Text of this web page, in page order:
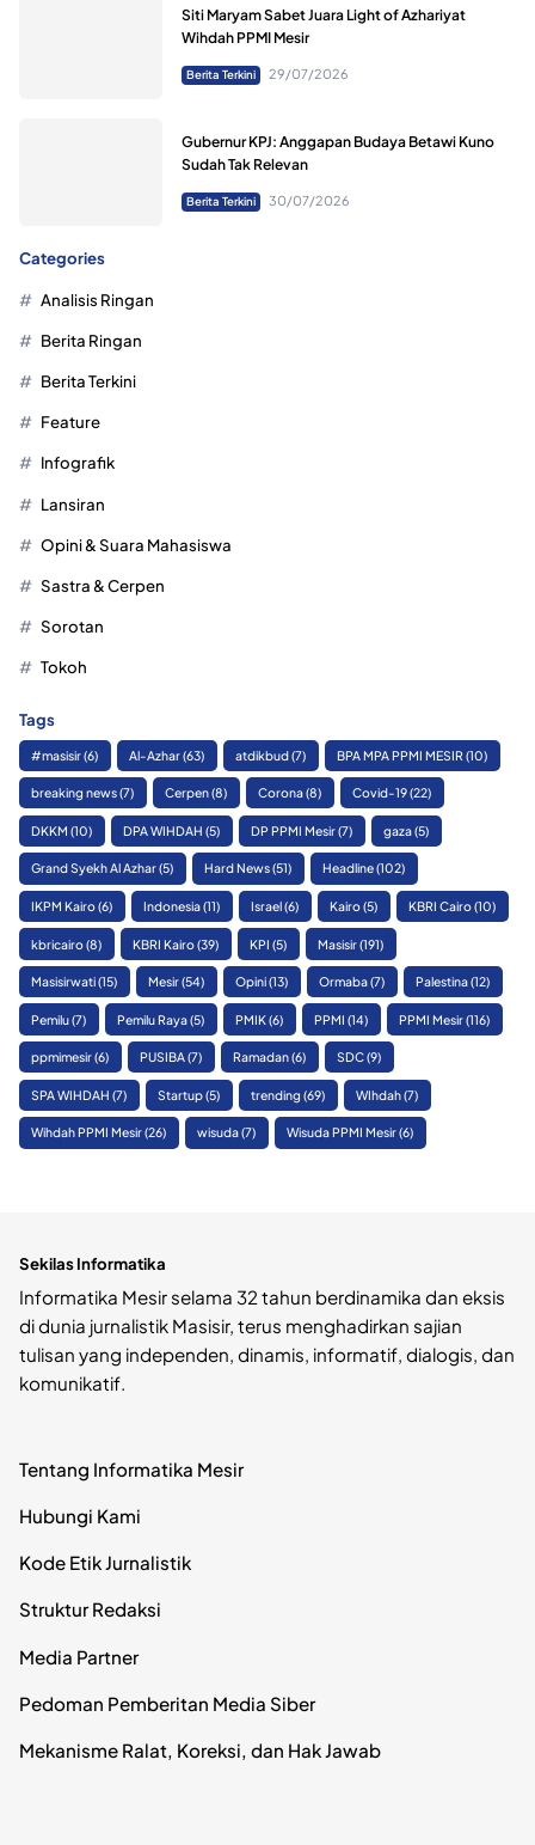
Siti Maryam Sabet Juara Light of Azhariyat
Wihdah PPMI Mesir
Berita Terkini 29/07/2026
Gubernur KPJ: Anggapan Budaya Betawi Kuno
Sudah Tak Relevan
Berita Terkini 30/07/2026
Categories
Analisis Ringan
Berita Ringan
Berita Terkini
Feature
Infografik
Lansiran
Opini & Suara Mahasiswa
Sastra & Cerpen
Sorotan
Tokoh
Tags
#masisir(6) Al-Azhar(63) atdikbud(7) BPA MPA PPMI MESIR(10)
breaking news(7) Cerpen(8) Corona(8) Covid-19(22)
DKKM (10) DPA WIHDAH (5) DP PPMI Mesir(7) gaza(5)
Grand Syekh Al Azhar(5) Hard News(51) Headline(102)
IKPM Kairo(6) Indonesia(11) Israel(6) Kairo(5) KBRI Cairo(10)
kbricairo(8) KBRI Kairo(39) KPI (5) Masisir(191)
Masisirwati(15) Mesir(54) Opini(13) Ormaba(7) Palestina(12)
Pemilu(7) Pemilu Raya(5) PMIK(6) PPMI (14) PPMI Mesir(116)
ppmimesir(6) PUSIBA(7) Ramadan(6) SDC(9)
SPA WIHDAH (7) Startup(5) trending (69) WIhdah(7)
Wihdah PPMI Mesir(26) wisuda(7) Wisuda PPMI Mesir(6)
Sekilas Informatika
Informatika Mesir selama 32 tahun berdinamika dan eksis
di dunia jurnalistik Masisir, terus menghadirkan sajian
tulisan yang independen, dinamis, informatif, dialogis, dan
komunikatif.
Tentang Informatika Mesir
Hubungi Kami
Kode Etik Jurnalistik
Struktur Redaksi
Media Partner
Pedoman Pemberitan Media Siber
Mekanisme Ralat, Koreksi, dan Hak Jawab